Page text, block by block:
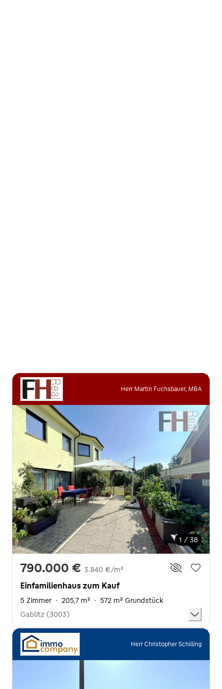
Herr Martin Fuchsbauer, MBA
1 / 38
790.000 € 3.840 €/m²
Einfamilienhaus zum Kauf
5 Zimmer · 205,7 m² · 572 m² Grundstück
Gablitz (3003)
Herr Christopher Schilling